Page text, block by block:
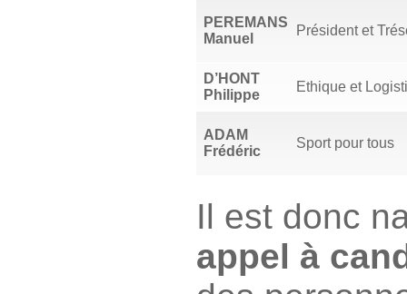
PEREMANS
Manuel
Président et
D’HONT
Philippe
Ethique et
ADAM
Frédéric
Sport pour tous
Il est donc
appel à